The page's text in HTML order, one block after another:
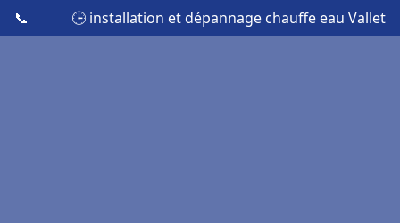
📞 🕒 installation et dépannage chauffe eau Vallet